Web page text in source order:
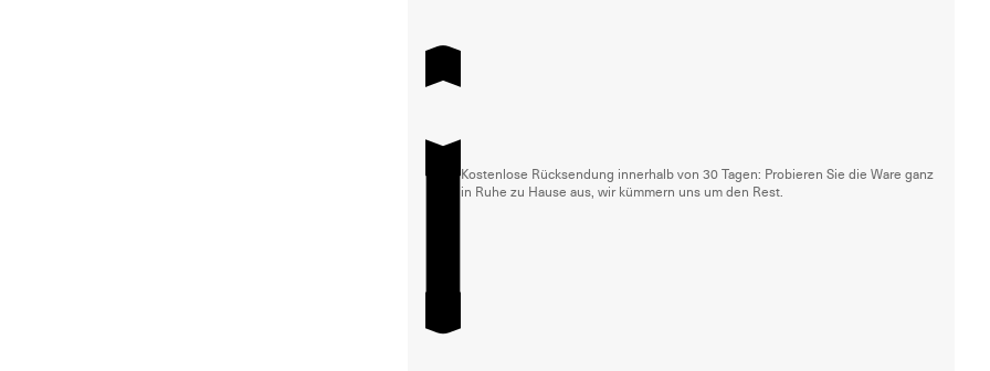
Kostenlose Rücksendung innerhalb von 30 Tagen: Probieren Sie die Ware ganz
in Ruhe zu Hause aus, wir kümmern uns um den Rest.